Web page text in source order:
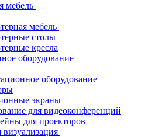
мебель
мебель
столы
кресла
оборудование
оборудование
экраны
для видеоконференций
для проекторов